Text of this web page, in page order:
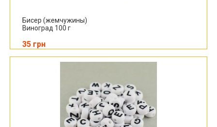
Бисер (жемчужины)
Виноград 100 г
35 грн